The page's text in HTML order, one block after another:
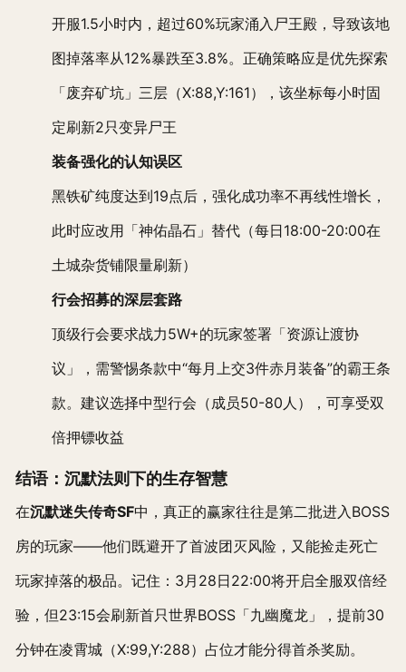
开服1.5小时内，超过60%玩家涌入尸王殿，导致该地
图掉落率从12%暴跌至3.8%。正确策略应是优先探索
「废弃矿坑」三层（X:88,Y:161），该坐标每小时固
定刷新2只变异尸王
装备强化的认知误区
黑铁矿纯度达到19点后，强化成功率不再线性增长，
此时应改用「神佑晶石」替代（每日18:00-20:00在
土城杂货铺限量刷新）
行会招募的深层套路
顶级行会要求战力5W+的玩家签署「资源让渡协
议」，需警惕条款中“每月上交3件赤月装备”的霸王条
款。建议选择中型行会（成员50-80人），可享受双
倍押镖收益
结语：沉默法则下的生存智慧
在沉默迷失传奇SF中，真正的赢家往往是第二批进入BOSS
房的玩家——他们既避开了首波团灭风险，又能捡走死亡
玩家掉落的极品。记住：3月28日22:00将开启全服双倍经
验，但23:15会刷新首只世界BOSS「九幽魔龙」，提前30
分钟在凌霄城（X:99,Y:288）占位才能分得首杀奖励。